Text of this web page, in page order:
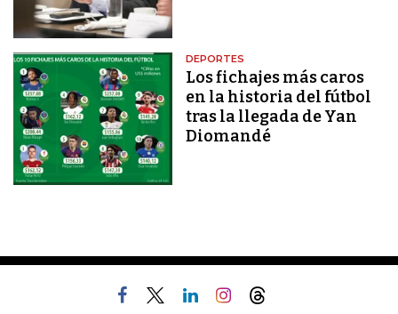
DEPORTES
Los fichajes más caros
en la historia del fútbol
tras la llegada de Yan
Diomandé